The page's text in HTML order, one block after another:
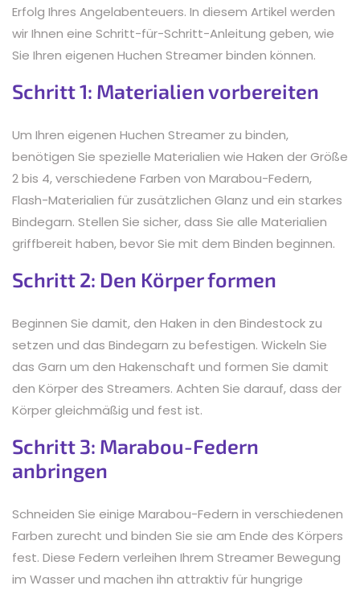
Erfolg Ihres Angelabenteuers. In diesem Artikel werden
wir Ihnen eine Schritt-für-Schritt-Anleitung geben, wie
Sie Ihren eigenen Huchen Streamer binden können.
Schritt 1: Materialien vorbereiten
Um Ihren eigenen Huchen Streamer zu binden,
benötigen Sie spezielle Materialien wie Haken der Größe
2 bis 4, verschiedene Farben von Marabou-Federn,
Flash-Materialien für zusätzlichen Glanz und ein starkes
Bindegarn. Stellen Sie sicher, dass Sie alle Materialien
griffbereit haben, bevor Sie mit dem Binden beginnen.
Schritt 2: Den Körper formen
Beginnen Sie damit, den Haken in den Bindestock zu
setzen und das Bindegarn zu befestigen. Wickeln Sie
das Garn um den Hakenschaft und formen Sie damit
den Körper des Streamers. Achten Sie darauf, dass der
Körper gleichmäßig und fest ist.
Schritt 3: Marabou-Federn
anbringen
Schneiden Sie einige Marabou-Federn in verschiedenen
Farben zurecht und binden Sie sie am Ende des Körpers
fest. Diese Federn verleihen Ihrem Streamer Bewegung
im Wasser und machen ihn attraktiv für hungrige